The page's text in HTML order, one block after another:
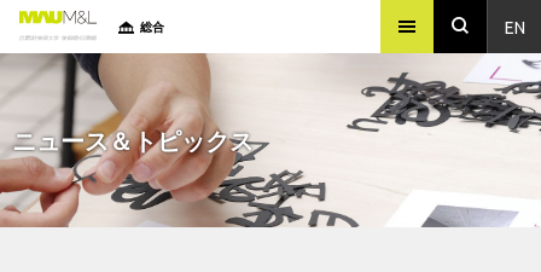
EN
総合
ニュース＆トピックス